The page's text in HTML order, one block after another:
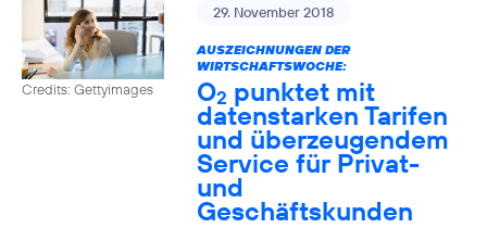
Credits: Gettyimages
29. November 2018
AUSZEICHNUNGEN DER
WIRTSCHAFTSWOCHE:
O2 punktet mit
datenstarken Tarifen
und überzeugendem
Service für Privat-
und
Geschäftskunden